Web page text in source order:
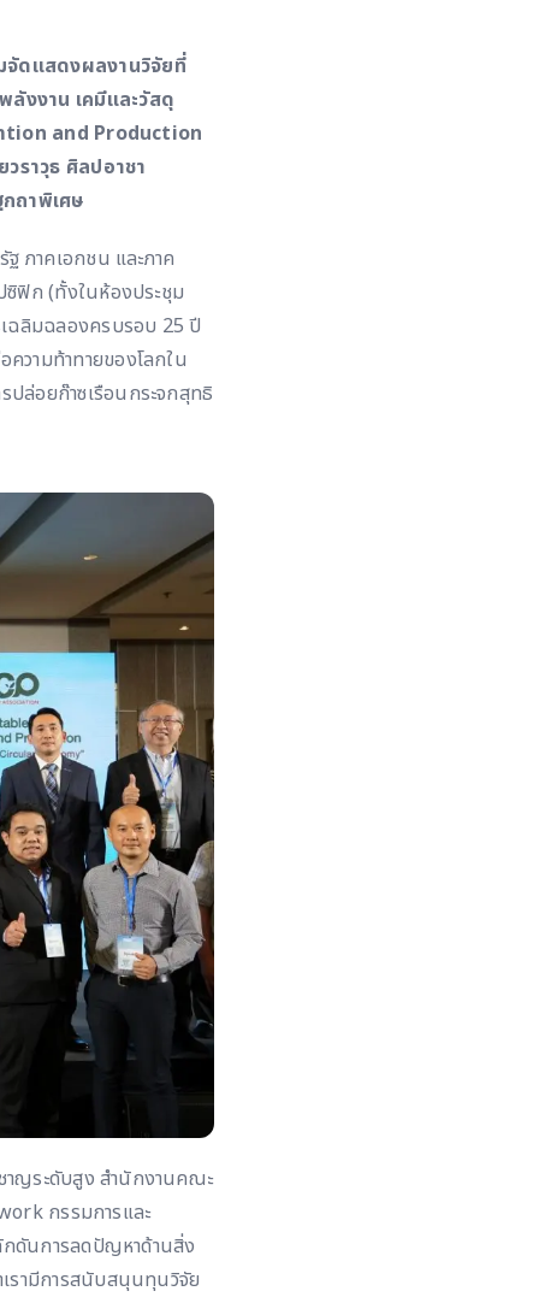
จัดแสดงผลงานวิจัยที่
งงาน เคมีและวัสดุ
and Production
ราวุธ ศิลปอาชา
ถาพิเศษ
ภาคเอกชน และภาค
ซิฟิก (ทั้งในห้องประชุม
ฉลิมฉลองครบรอบ 25 ปี
วามท้าทายของโลกใน
ปล่อยก๊าซเรือนกระจกสุทธิ
าญระดับสูง สำนักงานคณะ
กรรมการและ
กดันการลดปัญหาด้านสิ่ง
เรามีการสนับสนุนทุนวิจัย